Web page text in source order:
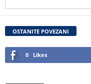
OSTANITE POVEZANI
0 Likes